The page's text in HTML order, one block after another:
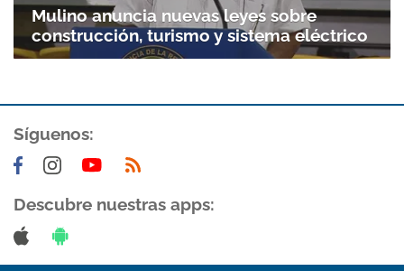
Gracias por suscribirte a nuestro boletín.
Mulino anuncia nuevas leyes sobre
construcción, turismo y sistema eléctrico
Síguenos:
Descubre nuestras apps: